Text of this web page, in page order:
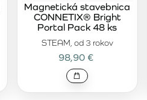
STEAM, od 3 rokov
Magnetická stavebnica
CONNETIX® Bright
Portal Pack 48 ks
98,90 €